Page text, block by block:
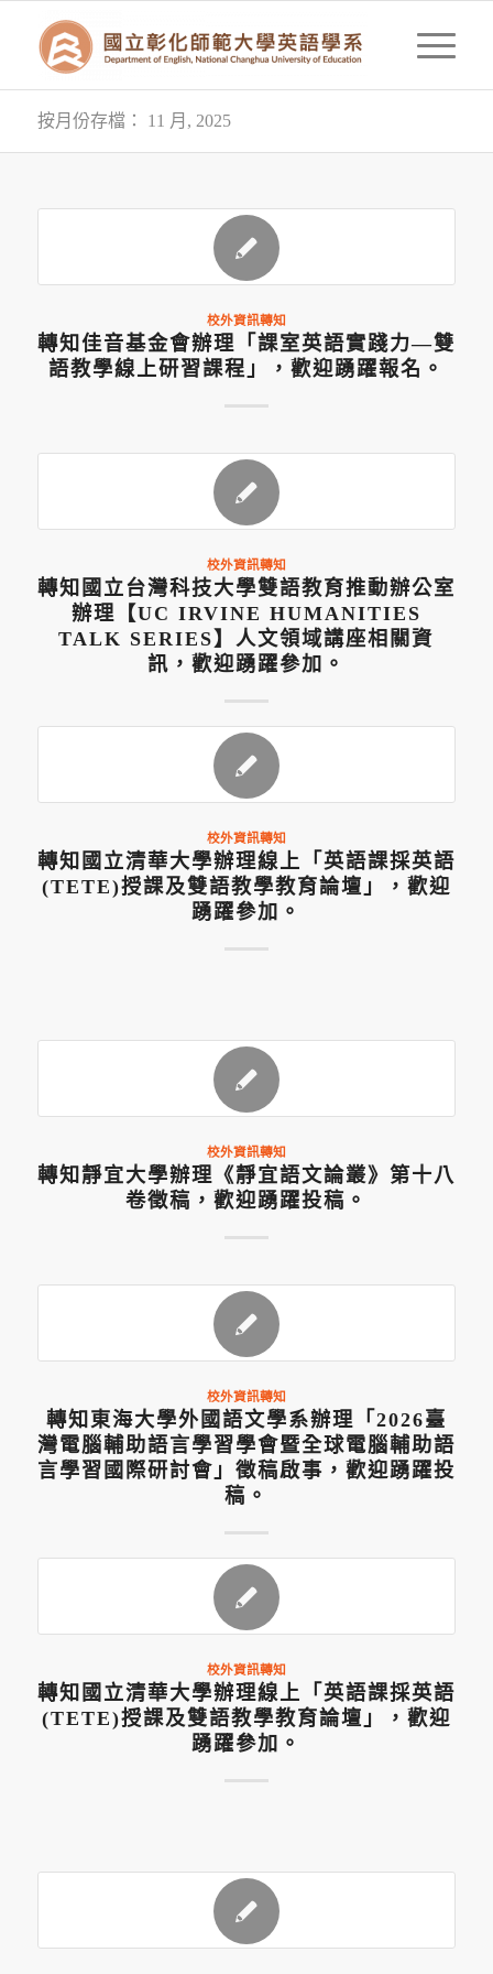
按月份存檔： 11 月, 2025
校外資訊轉知
轉知佳音基金會辦理「課室英語實踐力—雙
語教學線上研習課程」，歡迎踴躍報名。
校外資訊轉知
轉知國立台灣科技大學雙語教育推動辦公室
辦理【UC IRVINE HUMANITIES
TALK SERIES】人文領域講座相關資
訊，歡迎踴躍參加。
校外資訊轉知
轉知國立清華大學辦理線上「英語課採英語
(TETE)授課及雙語教學教育論壇」，歡迎
踴躍參加。
校外資訊轉知
轉知靜宜大學辦理《靜宜語文論叢》第十八
卷徵稿，歡迎踴躍投稿。
校外資訊轉知
轉知東海大學外國語文學系辦理「2026臺
灣電腦輔助語言學習學會暨全球電腦輔助語
言學習國際研討會」徵稿啟事，歡迎踴躍投
稿。
校外資訊轉知
轉知國立清華大學辦理線上「英語課採英語
(TETE)授課及雙語教學教育論壇」，歡迎
踴躍參加。